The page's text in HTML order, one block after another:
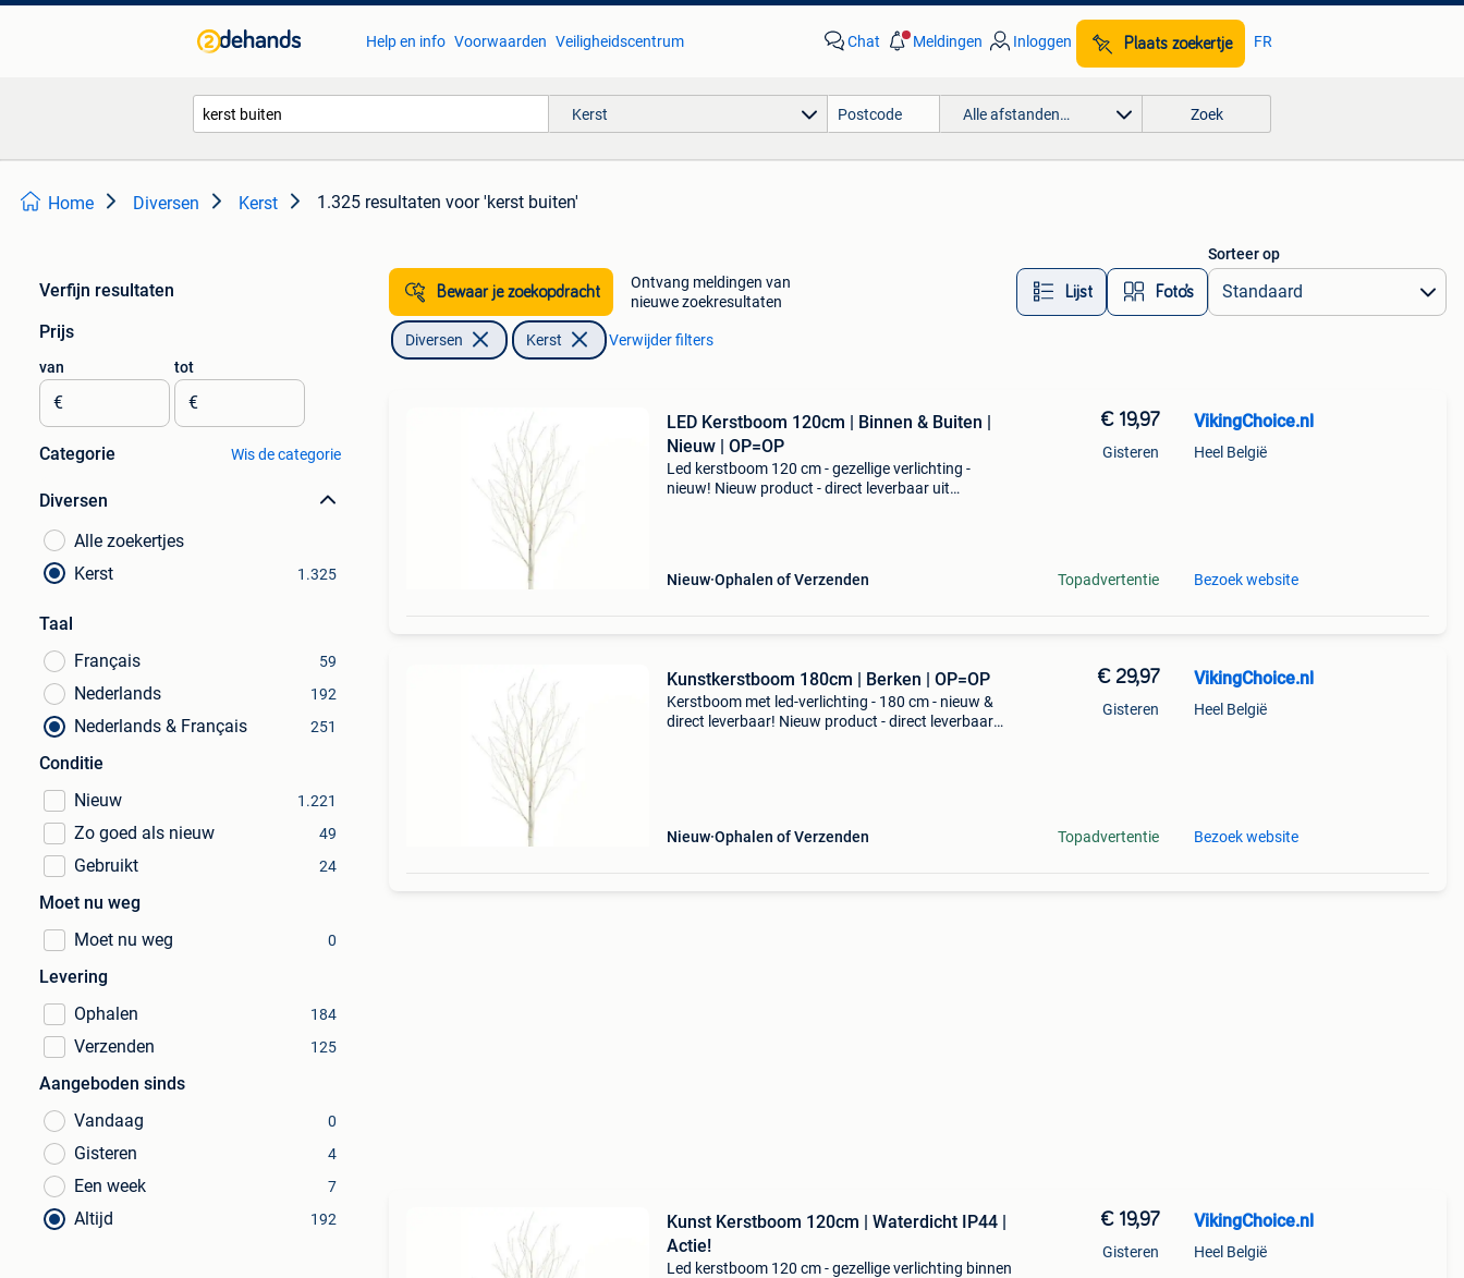
Help en info Voorwaarden Veiligheidscentrum Chat Meldingen Inloggen Plaats zoekertje FR
Kerst Alle afstanden… Zoek
Home Diversen Kerst 1.325 resultaten voor 'kerst buiten'
Verfijn resultaten
Prijs
van
€
tot
€
Categorie Wis de categorie
Diversen
Alle zoekertjes
Kerst
1.325
Taal
Français
59
Nederlands 192
Nederlands & Français 251
Conditie
Nieuw
1.221
Zo goed als nieuw 49
Gebruikt 24
Moet nu weg
Moet nu weg
0
Levering
Ophalen
184
Verzenden 125
Aangeboden sinds
Vandaag
0
Gisteren 4
Een week 7
Altijd 192
Bewaar je zoekopdracht
Ontvang meldingen van
nieuwe zoekresultaten
Lijst Foto’s
Sorteer op
Diversen Kerst Verwijder filters
LED Kerstboom 120cm | Binnen & Buiten |
Nieuw | OP=OP
Led kerstboom 120 cm - gezellige verlichting -
nieuw! Nieuw product - direct leverbaar uit
Nieuw Ophalen of Verzenden
€ 19,97
Gisteren
Topadvertentie
VikingChoice.nl
Heel België
Bezoek website
Kunstkerstboom 180cm | Berken | OP=OP
Kerstboom met led-verlichting - 180 cm - nieuw &
direct leverbaar! Nieuw product - direct leverbaar
Nieuw Ophalen of Verzenden
€ 29,97
Gisteren
Topadvertentie
VikingChoice.nl
Heel België
Bezoek website
Kunst Kerstboom 120cm | Waterdicht IP44 |
Actie!
Led kerstboom 120 cm - gezellige verlichting binnen
€ 19,97
Gisteren
VikingChoice.nl
Heel België